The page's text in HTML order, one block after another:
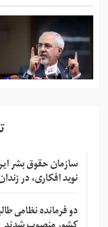
سازمان حقوق بشر
نوید افکاری، در
دو فرمانده نظامی